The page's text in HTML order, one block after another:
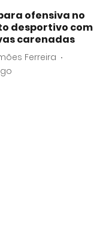
ofensiva no
desportivo com
carenadas
Ferreira